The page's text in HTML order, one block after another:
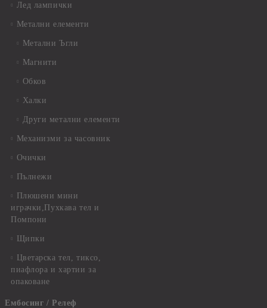
Лед лампички
Метални елементи
Метални Ъгли
Магнити
Обков
Халки
Други метални елементи
Механизми за часовник
Очички
Пълнежи
Плюшени мини
играчки,Пухкава тел и
Помпони
Щипки
Цветарска тел, тиксо,
пиафлора и хартии за
опаковане
Ембосинг / Релеф